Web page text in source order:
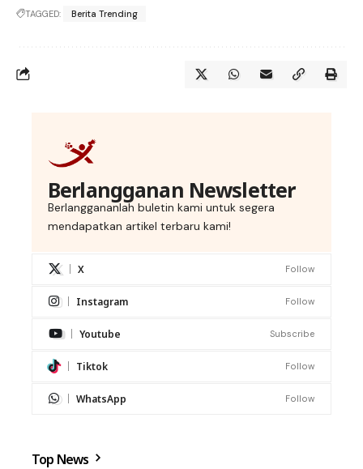
TAGGED: Berita Trending
Berlangganan Newsletter
Berlanggananlah buletin kami untuk segera
mendapatkan artikel terbaru kami!
X Follow
Instagram Follow
Youtube Subscribe
Tiktok Follow
WhatsApp Follow
Top News